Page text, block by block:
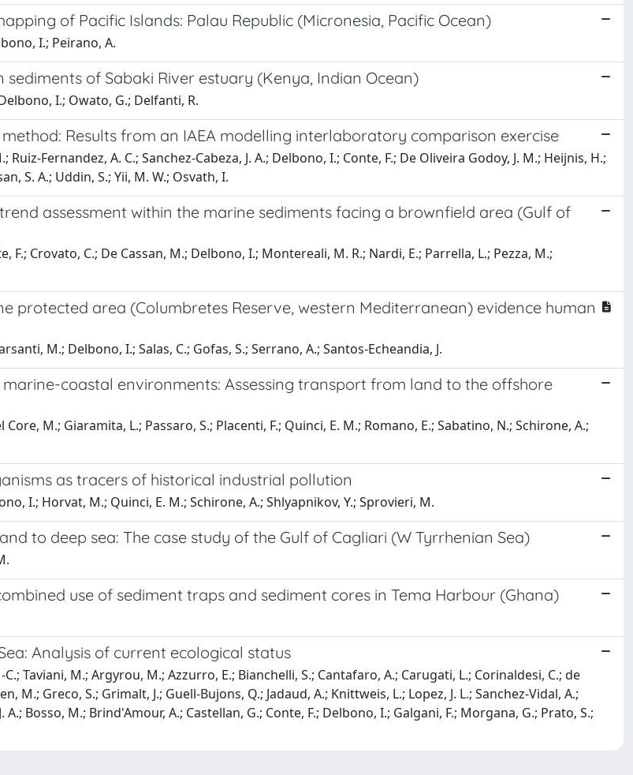
of Pacific Islands: Palau Republic (Micronesia, Pacific Ocean)
I.; Peirano, A.
of Sabaki River estuary (Kenya, Indian Ocean)
I.; Owato, G.; Delfanti, R.
Results from an IAEA modelling interlaboratory comparison exercise
Fernandez, A. C.; Sanchez-Cabeza, J. A.; Delbono, I.; Conte, F.; De Oliveira Godoy, J. M.; Heijnis, H.;
S. A.; Uddin, S.; Yii, M. W.; Osvath, I.
assessment within the marine sediments facing a brownfield area (Gulf of
Crovato, C.; De Cassan, M.; Delbono, I.; Montereali, M. R.; Nardi, E.; Parrella, L.; Pezza, M.;
protected area (Columbretes Reserve, western Mediterranean) evidence human
M.; Delbono, I.; Salas, C.; Gofas, S.; Serrano, A.; Santos-Echeandia, J.
coastal environments: Assessing transport from land to the offshore
M.; Giaramita, L.; Passaro, S.; Placenti, F.; Quinci, E. M.; Romano, E.; Sabatino, N.; Schirone, A.;
as tracers of historical industrial pollution
I.; Horvat, M.; Quinci, E. M.; Schirone, A.; Shlyapnikov, Y.; Sprovieri, M.
to deep sea: The case study of the Gulf of Cagliari (W Tyrrhenian Sea)
use of sediment traps and sediment cores in Tema Harbour (Ghana)
Analysis of current ecological status
Taviani, M.; Argyrou, M.; Azzurro, E.; Bianchelli, S.; Cantafaro, A.; Carugati, L.; Corinaldesi, C.; de
M.; Greco, S.; Grimalt, J.; Guell-Bujons, Q.; Jadaud, A.; Knittweis, L.; Lopez, J. L.; Sanchez-Vidal, A.;
Bosso, M.; Brind'Amour, A.; Castellan, G.; Conte, F.; Delbono, I.; Galgani, F.; Morgana, G.; Prato, S.;